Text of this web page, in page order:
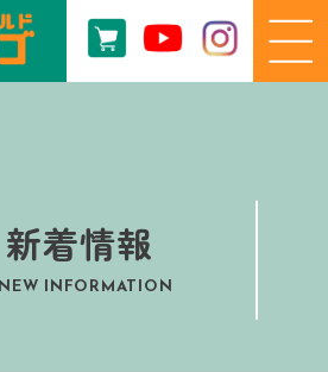
新着情報
NEW INFORMATION